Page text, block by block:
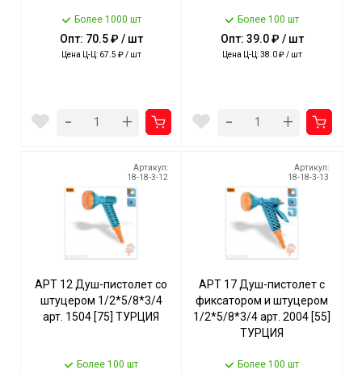
Более 1000 шт
Опт: 70.5 ₽ / шт
Цена Ц-Ц: 67.5 ₽ / шт
- +
Более 100 шт
Опт: 39.0 ₽ / шт
Цена Ц-Ц: 38.0 ₽ / шт
- +
Артикул:
18-18-3-12
АРТ 12 Душ-пистолет со
штуцером 1/2*5/8*3/4
арт. 1504 [75] ТУРЦИЯ
Более 100 шт
Артикул:
18-18-3-13
АРТ 17 Душ-пистолет с
фиксатором и штуцером
1/2*5/8*3/4 арт. 2004 [55]
ТУРЦИЯ
Более 100 шт